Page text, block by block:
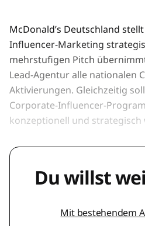
McDonald’s Deutschland
Influencer-Marketing
mehrstufigen Pitch
Lead-Agentur alle nationalen
Aktivierungen. Gleichzeitig
Corporate-Influencer-
konzeptionell und
Du willst
Mit bestehendem